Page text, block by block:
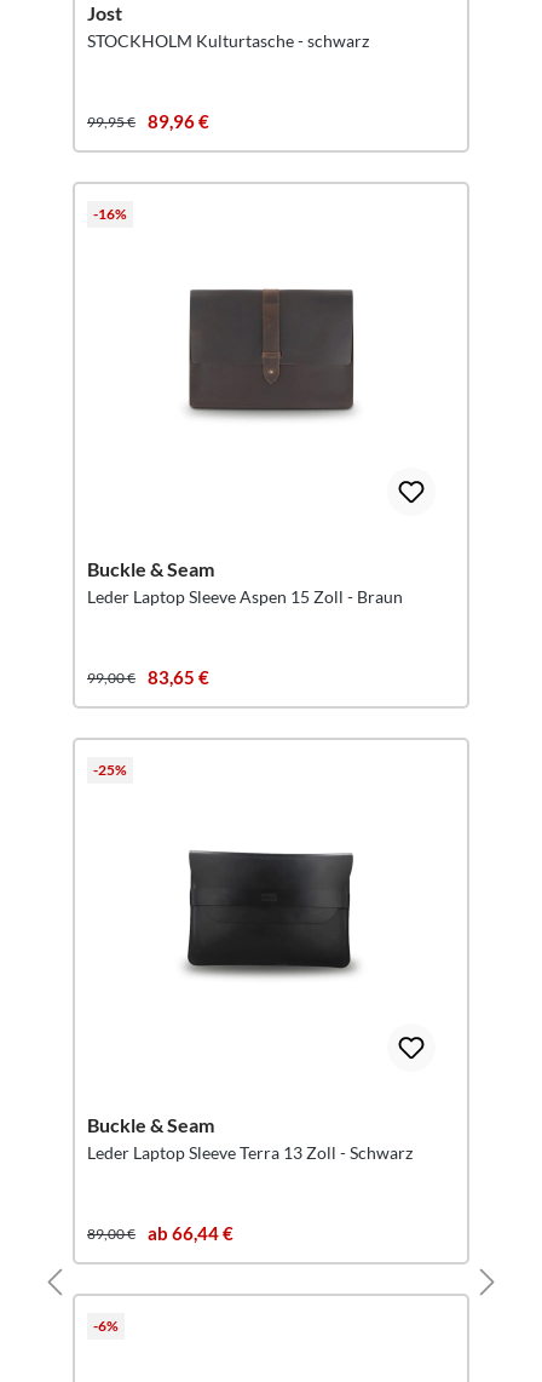
Jost
STOCKHOLM Kulturtasche - schwarz
99,95 € 89,96 €
-16%
Buckle & Seam
Leder Laptop Sleeve Aspen 15 Zoll - Braun
99,00 € 83,65 €
-25%
Buckle & Seam
Leder Laptop Sleeve Terra 13 Zoll - Schwarz
89,00 € ab 66,44 €
-6%